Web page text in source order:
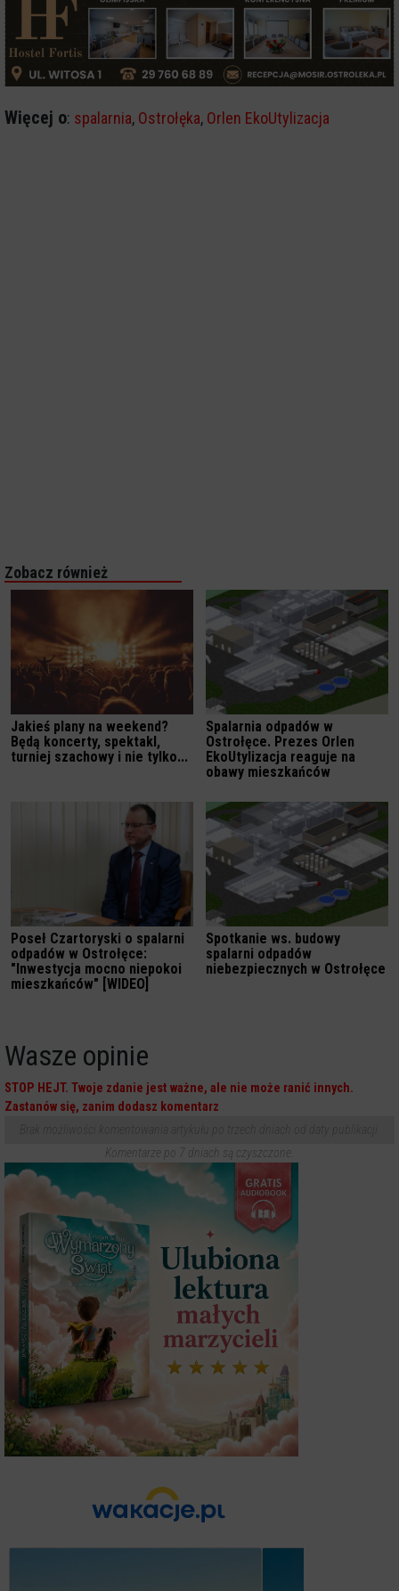
Więcej o: spalarnia, Ostrołęka, Orlen EkoUtylizacja
Zobacz również
Jakieś plany na weekend?
Będą koncerty, spektakl,
turniej szachowy i nie tylko...
Spalarnia odpadów w
Ostrołęce. Prezes Orlen
EkoUtylizacja reaguje na
obawy mieszkańców
Poseł Czartoryski o spalarni
odpadów w Ostrołęce:
"Inwestycja mocno niepokoi
mieszkańców" [WIDEO]
Spotkanie ws. budowy
spalarni odpadów
niebezpiecznych w Ostrołęce
Wasze opinie
STOP HEJT. Twoje zdanie jest ważne, ale nie może ranić innych.
Zastanów się, zanim dodasz komentarz
Komentarze po 7 dniach są czyszczone.